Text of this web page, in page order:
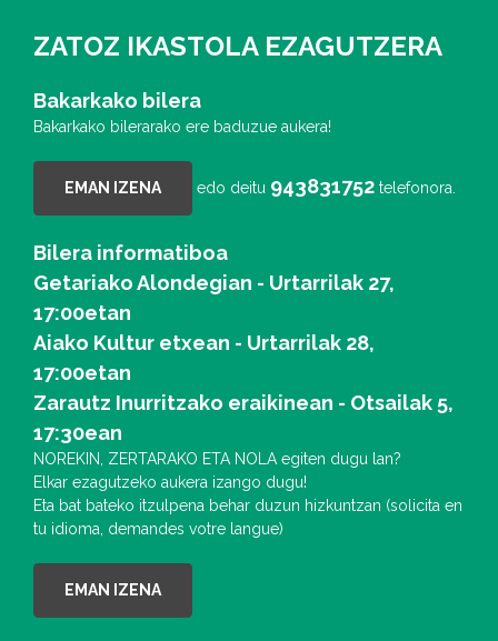
ZATOZ IKASTOLA EZAGUTZERA
Bakarkako bilera
Bakarkako bilerarako ere baduzue aukera!
EMAN IZENA edo deitu 943831752 telefonora.
Bilera informatiboa
Getariako Alondegian - Urtarrilak 27,
17:00etan
Aiako Kultur etxean - Urtarrilak 28,
17:00etan
Zarautz Inurritzako eraikinean - Otsailak 5,
17:30ean
NOREKIN, ZERTARAKO ETA NOLA egiten dugu lan?
Elkar ezagutzeko aukera izango dugu!
Eta bat bateko itzulpena behar duzun hizkuntzan (solicita en
tu idioma, demandes votre langue)
EMAN IZENA